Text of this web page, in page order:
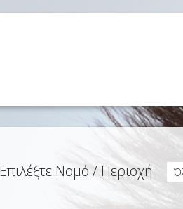
Επιλέξτε Νομό / Περιοχή